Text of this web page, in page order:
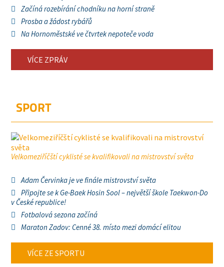
Začíná rozebírání chodníku na horní straně
Prosba a žádost rybářů
Na Hornoměstské ve čtvrtek nepoteče voda
VÍCE ZPRÁV
SPORT
Velkomeziříčští cyklisté se kvalifikovali na mistrovství světa
Adam Červinka je ve finále mistrovství světa
Připojte se k Ge-Baek Hosin Sool – největší škole Taekwon-Do
v České republice!
Fotbalová sezona začíná
Maraton Zadov: Cenné 38. místo mezi domácí elitou
VÍCE ZE SPORTU